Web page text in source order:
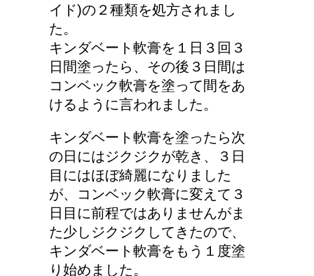
リンパに転移した場合、
の？
副交感神経が優位だと、
労災保険の請求で病院が
2か所の場合はどうなる
の？
イド)の２種類を処方されまし
た。
キンダベート軟膏を１日３回３
日間塗ったら、その後３日間は
コンベック軟膏を塗って間をあ
けるように言われました。
キンダベート軟膏を塗ったら次
の日にはジクジクが乾き、３日
目にはほぼ綺麗になりました
が、コンベック軟膏に変えて３
日目に前程ではありませんがま
た少しジクジクしてきたので、
キンダベート軟膏をもう１度塗
り始めました。